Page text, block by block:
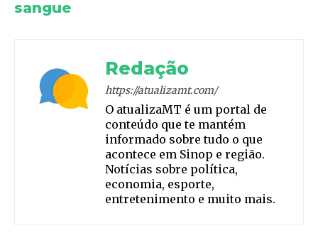
sangue
Redação
https://atualizamt.com/
O atualizaMT é um portal de
conteúdo que te mantém
informado sobre tudo o que
acontece em Sinop e região.
Notícias sobre política,
economia, esporte,
entretenimento e muito mais.